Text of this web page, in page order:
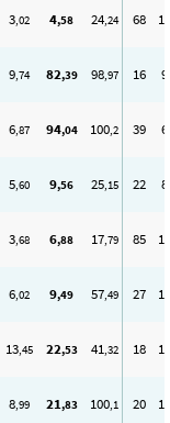
3,02 4,58 24,24 68 17
9,74 82,39 98,97 16 9
6,87 94,04 100,2 39 6
5,60 9,56 25,15 22 8
3,68 6,88 17,79 85 16
6,02 9,49 57,49 27 12
13,45 22,53 41,32 18 13
8,99 21,83 100,1 20 11